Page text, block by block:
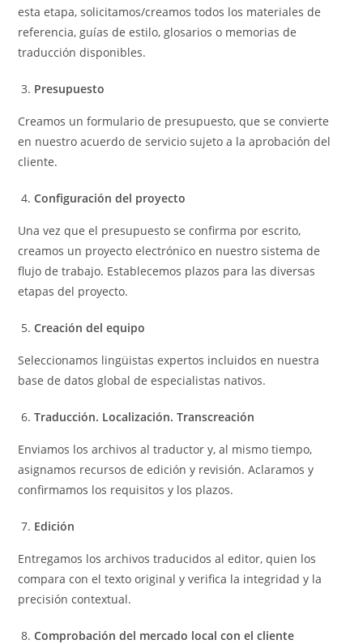
esta etapa, solicitamos/creamos todos los materiales de
referencia, guías de estilo, glosarios o memorias de
traducción disponibles.
Presupuesto
Creamos un formulario de presupuesto, que se convierte
en nuestro acuerdo de servicio sujeto a la aprobación del
cliente.
Configuración del proyecto
Una vez que el presupuesto se confirma por escrito,
creamos un proyecto electrónico en nuestro sistema de
flujo de trabajo. Establecemos plazos para las diversas
etapas del proyecto.
Creación del equipo
Seleccionamos lingüistas expertos incluidos en nuestra
base de datos global de especialistas nativos.
Traducción. Localización. Transcreación
Enviamos los archivos al traductor y, al mismo tiempo,
asignamos recursos de edición y revisión. Aclaramos y
confirmamos los requisitos y los plazos.
Edición
Entregamos los archivos traducidos al editor, quien los
compara con el texto original y verifica la integridad y la
precisión contextual.
Comprobación del mercado local con el cliente